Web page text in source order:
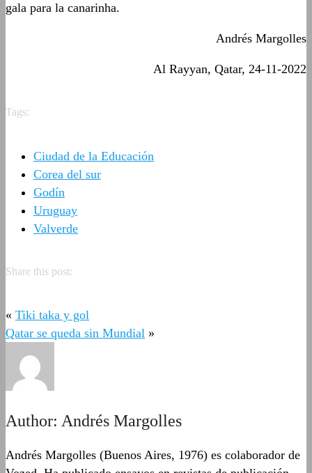
gala para la canarinha.
Andrés Margolles
Al Rayyan, Qatar, 24-11-2022
Tags:
Ciudad de la Educación
Corea del sur
Godín
Uruguay
Valverde
Share this post:
« Tiki taka y gol
Qatar se queda sin Mundial »
Author: Andrés Margolles
Andrés Margolles (Buenos Aires, 1976) es colaborador de